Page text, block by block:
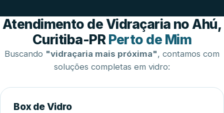
Esquadrias de Alumínio
Atendimento de Vidraçaria no Ahú,
Curitiba-PR Perto de Mim
Buscando "vidraçaria mais próxima", contamos com
soluções completas em vidro:
Box de Vidro